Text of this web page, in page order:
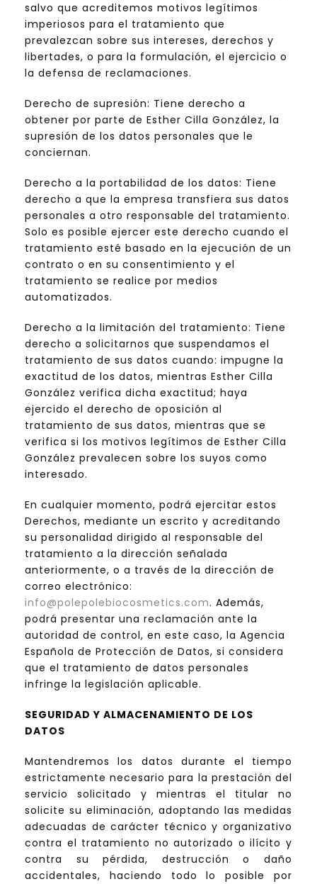
salvo que acreditemos motivos legítimos
imperiosos para el tratamiento que
prevalezcan sobre sus intereses, derechos y
libertades, o para la formulación, el ejercicio o
la defensa de reclamaciones.
Derecho de supresión: Tiene derecho a
obtener por parte de Esther Cilla González, la
supresión de los datos personales que le
conciernan.
Derecho a la portabilidad de los datos: Tiene
derecho a que la empresa transfiera sus datos
personales a otro responsable del tratamiento.
Solo es posible ejercer este derecho cuando el
tratamiento esté basado en la ejecución de un
contrato o en su consentimiento y el
tratamiento se realice por medios
automatizados.
Derecho a la limitación del tratamiento: Tiene
derecho a solicitarnos que suspendamos el
tratamiento de sus datos cuando: impugne la
exactitud de los datos, mientras Esther Cilla
González verifica dicha exactitud; haya
ejercido el derecho de oposición al
tratamiento de sus datos, mientras que se
verifica si los motivos legítimos de Esther Cilla
González prevalecen sobre los suyos como
interesado.
En cualquier momento, podrá ejercitar estos
Derechos, mediante un escrito y acreditando
su personalidad dirigido al responsable del
tratamiento a la dirección señalada
anteriormente, o a través de la dirección de
correo electrónico:
info@polepolebiocosmetics.com. Además,
podrá presentar una reclamación ante la
autoridad de control, en este caso, la Agencia
Española de Protección de Datos, si considera
que el tratamiento de datos personales
infringe la legislación aplicable.
SEGURIDAD Y ALMACENAMIENTO DE LOS
DATOS
Mantendremos los datos durante el tiempo
estrictamente necesario para la prestación del
servicio solicitado y mientras el titular no
solicite su eliminación, adoptando las medidas
adecuadas de carácter técnico y organizativo
contra el tratamiento no autorizado o ilícito y
contra su pérdida, destrucción o daño
accidentales, haciendo todo lo posible por